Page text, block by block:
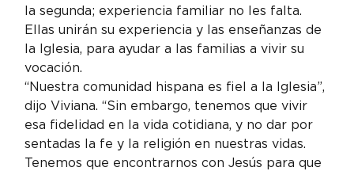
la segunda; experiencia familiar no les falta.
Ellas unirán su experiencia y las enseñanzas de
la Iglesia, para ayudar a las familias a vivir su
vocación.
“Nuestra comunidad hispana es fiel a la Iglesia”,
dijo Viviana. “Sin embargo, tenemos que vivir
esa fidelidad en la vida cotidiana, y no dar por
sentadas la fe y la religión en nuestras vidas.
Tenemos que encontrarnos con Jesús para que